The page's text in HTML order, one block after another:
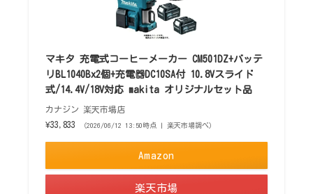
マキタ 充電式コーヒーメーカー CM501DZ+バッテ
リBL1040Bx2個+充電器DC10SA付 10.8Vスライド
式/14.4V/18V対応 makita オリジナルセット品
カナジン 楽天市場店
¥33,833
（2026/06/12 13:50時点 | 楽天市場調べ）
Amazon
楽天市場